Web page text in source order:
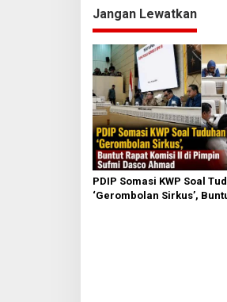
g
a
s
i
p
o
s
Jangan Lewatkan
PDIP Somasi KWP Soal
‘Gerombolan Sirkus’,